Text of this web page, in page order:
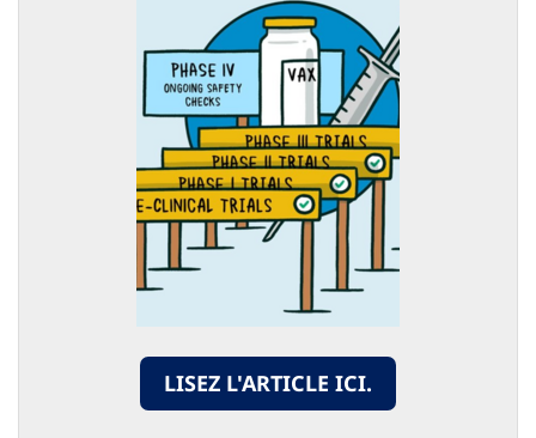
LISEZ L'ARTICLE ICI.